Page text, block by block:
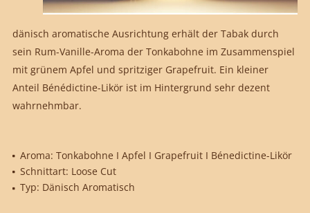
dänisch aromatische Ausrichtung erhält der Tabak durch
sein Rum-Vanille-Aroma der Tonkabohne im Zusammenspiel
mit grünem Apfel und spritziger Grapefruit. Ein kleiner
Anteil Bénédictine-Likör ist im Hintergrund sehr dezent
wahrnehmbar.
Aroma: Tonkabohne I Apfel I Grapefruit I Bénedictine-Likör
Schnittart: Loose Cut
Typ: Dänisch Aromatisch